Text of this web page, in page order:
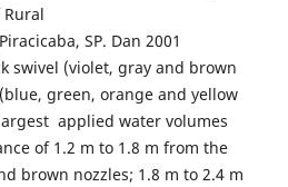
SP. Dan 2001
swivel (violet, gray and brown
green, orange and yellow
applied water volumes
of 1.2 m to 1.8 m from the
brown nozzles; 1.8 m to 2.4 m